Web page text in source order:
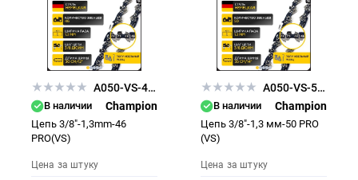
A050-VS-46E
В наличии Champion
Цепь 3/8"-1,3mm-46
PRO(VS)
Цена за штуку
A050-VS-50E
В наличии Champion
Цепь 3/8"-1,3 мм-50 PRO
(VS)
Цена за штуку